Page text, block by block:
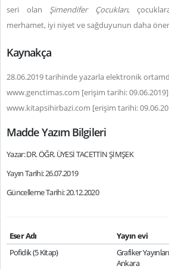
seri olan Şimendifer Çocukları,
merhamet, iyi niyet ve sağduyunun daha
Kaynakça
28.06.2019 tarihinde yazarla elektronik
www.genctimas.com [erişim tarihi: 09.06.2019]
www.kitapsihirbazi.com [erişim tarihi:
Madde Yazım Bilgileri
Yazar: DR. ÖĞR. ÜYESİ TACETTİN ŞİMŞEK
Yayın Tarihi: 26.07.2019
Güncelleme Tarihi: 20.12.2020
Eser Adı Yayın evi
Pofidik (5 Kitap)
Grafiker
Ankara